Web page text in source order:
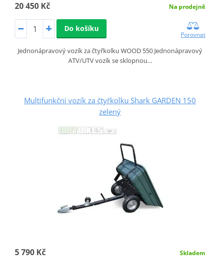
20 450 Kč Na prodejně
Do košíku
Porovnat
Jednonápravový vozík za čtyřkolku WOOD 550 Jednonápravový
ATV/UTV vozík se sklopnou…
Multifunkční vozík za čtyřkolku Shark GARDEN 150
zelený
5 790 Kč Skladem